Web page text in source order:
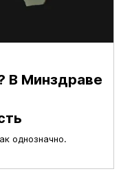
В Минздраве
однозначно.